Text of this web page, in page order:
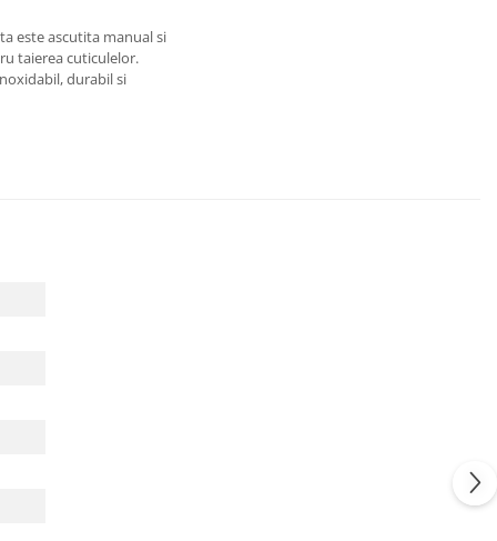
este ascutita manual si
taierea cuticulelor.
durabil si